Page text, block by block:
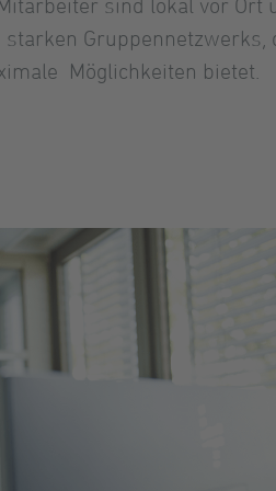
sind lokal vor Ort
Gruppennetzwerks,
Möglichkeiten bietet.